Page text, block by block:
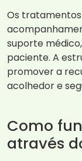
Os
suporte
paciente. A
promover a
acolhedor e
Como
através